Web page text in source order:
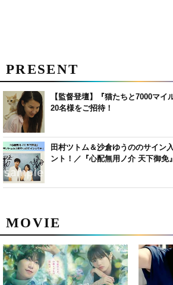
MOVIE
PRESENT
【監督登壇】『猫たちと7000マイ
20名様をご招待！
田村ツトム＆沙倉ゆうののサイン
ント！／『心配無用ノ介 天下御免』